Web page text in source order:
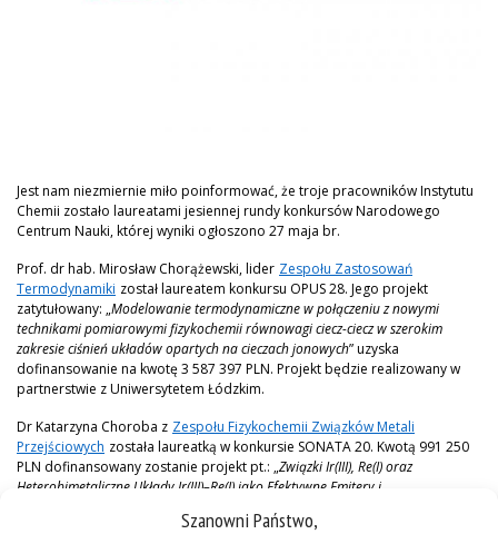
Szanowni Państwo,
Jest nam niezmiernie miło poinformować, że troje pracowników Instytutu
Chemii zostało laureatami jesiennej rundy konkursów Narodowego
Centrum Nauki, której wyniki ogłoszono 27 maja br.
Prof. dr hab. Mirosław Chorążewski, lider Zespołu Zastosowań
Termodynamiki został laureatem konkursu OPUS 28. Jego projekt
zatytułowany: „Modelowanie termodynamiczne w połączeniu z nowymi
technikami pomiarowymi fizykochemii równowagi ciecz-ciecz w szerokim
zakresie ciśnień układów opartych na cieczach jonowych” uzyska
dofinansowanie na kwotę 3 587 397 PLN. Projekt będzie realizowany w
partnerstwie z Uniwersytetem Łódzkim.
Dr Katarzyna Choroba z Zespołu Fizykochemii Związków Metali
Przejściowych została laureatką w konkursie SONATA 20. Kwotą 991 250
PLN dofinansowany zostanie projekt pt.: „Związki Ir(III), Re(I) oraz
Heterobimetaliczne Układy Ir(III)–Re(I) jako Efektywne Emitery i